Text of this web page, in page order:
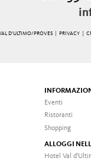
D'ULTIMO/PROVES | PRIVACY |
Eventi
Ristoranti
Shopping
ALLOGGI
Hotel Val